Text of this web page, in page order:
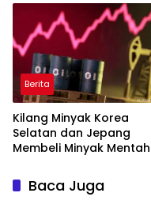
Berita
Kilang Minyak Korea
Selatan dan Jepang
Membeli Minyak Mentah
Baca Juga